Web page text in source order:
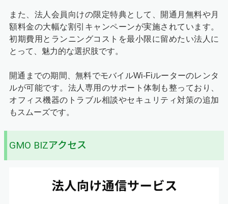
また、法人会員向けの限定特典として、開通月無料や月
額料金の大幅な割引キャンペーンが実施されています。
初期費用とランニングコストを最小限に留めたい法人に
とって、魅力的な選択肢です。
開通までの期間、無料でモバイルWi-Fiルーターのレンタ
ルが可能です。法人専用のサポート体制も整っており、
オフィス機器のトラブル相談やセキュリティ対策の追加
もスムーズです。
GMO BIZアクセス